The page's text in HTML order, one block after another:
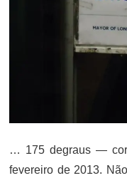
… 175 degraus —
fevereiro de 2013.